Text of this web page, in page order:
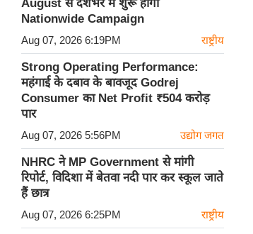
August से देशभर में शुरू होगा
Nationwide Campaign
Aug 07, 2026 6:19PM राष्ट्रीय
Strong Operating Performance:
महंगाई के दबाव के बावजूद Godrej
Consumer का Net Profit ₹504 करोड़
पार
Aug 07, 2026 5:56PM उद्योग जगत
NHRC ने MP Government से मांगी
रिपोर्ट, विदिशा में बेतवा नदी पार कर स्कूल जाते
हैं छात्र
Aug 07, 2026 6:25PM राष्ट्रीय